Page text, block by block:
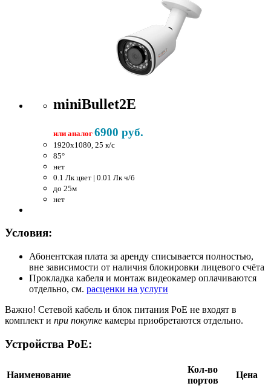
miniBullet2E
или аналог 6900 руб.
1920x1080, 25 к/c
85°
нет
0.1 Лк цвет | 0.01 Лк ч/б
до 25м
нет
Условия:
Абонентская плата за аренду списывается полностью,
вне зависимости от наличия блокировки лицевого счёта
Прокладка кабеля и монтаж видеокамер оплачиваются
отдельно, см. расценки на услуги
Важно! Сетевой кабель и блок питания PoE не входят в
комплект и при покупке камеры приобретаются отдельно.
Устройства PoE:
Наименование
Кол-во
портов
Цена